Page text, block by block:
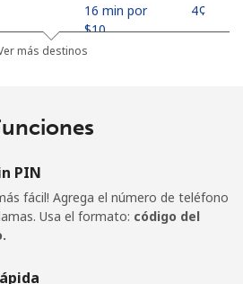
16 min por
⁦$10⁩
⁦4¢⁩
30 min por
⁦$10⁩
más destinos
PIN
fácil! Agrega el número de teléfono
Usa el formato: código del